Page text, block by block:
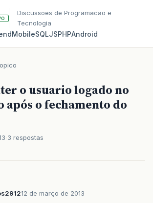
Discussoes de Programacao e
Tecnologia
MobileSQLJSPHPAndroid
o usuario logado no
após o fechamento do
3 respostas
12 de março de 2013